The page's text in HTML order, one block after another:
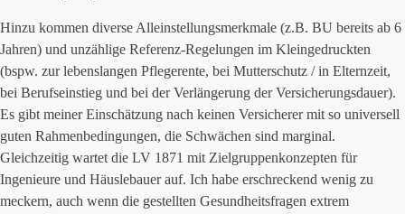
Hinzu kommen diverse Alleinstellungsmerkmale (z.B. BU bereits ab 6
Jahren) und unzählige Referenz-Regelungen im Kleingedruckten
(bspw. zur lebenslangen Pflegerente, bei Mutterschutz / in Elternzeit,
bei Berufseinstieg und bei der Verlängerung der Versicherungsdauer).
Es gibt meiner Einschätzung nach keinen Versicherer mit so universell
guten Rahmenbedingungen, die Schwächen sind marginal.
Gleichzeitig wartet die LV 1871 mit Zielgruppenkonzepten für
Ingenieure und Häuslebauer auf. Ich habe erschreckend wenig zu
meckern, auch wenn die gestellten Gesundheitsfragen extrem